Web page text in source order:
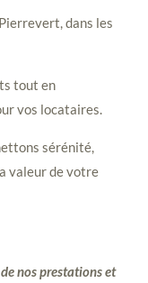
dans les
tout en
vos locataires.
sérénité,
valeur de votre
nos prestations et